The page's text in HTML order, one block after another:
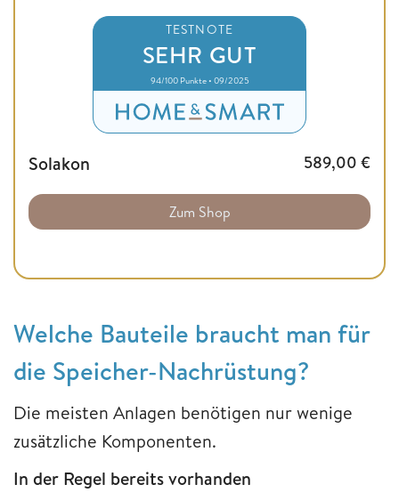
TESTNOTE
SEHR GUT
94/100 Punkte • 09/2025
Solakon 589,00 €
Zum Shop
Welche Bauteile braucht man für
die Speicher-Nachrüstung?
Die meisten Anlagen benötigen nur wenige
zusätzliche Komponenten.
In der Regel bereits vorhanden